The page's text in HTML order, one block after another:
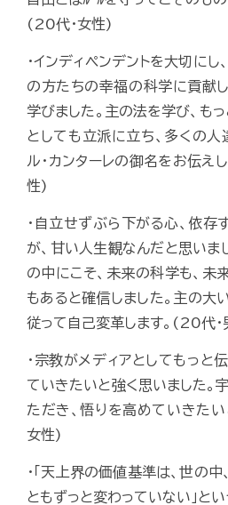
(20代・女性)
・インディペンデントを大切にし
の方たちの幸福の科学に貢献
学びました。主の法を学び、も
としても立派に立ち、多くの人
ル・カンターレの御名をお伝え
性)
・自立せずぶら下がる心、依存
が、甘い人生観なんだと思いま
の中にこそ、未来の科学も、未
もあると確信しました。主の大
従って自己変革します。(20代・
・宗教がメディアとしてもっと
ていきたいと強く思いました。
ただき、悟りを高めていきた
女性)
・「天上界の価値基準は、世の
ともずっと変わっていない」と